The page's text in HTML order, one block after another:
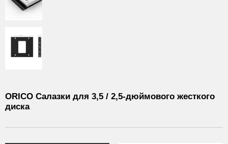
ORICO Салазки для 3,5 / 2,5-дюймового жесткого
диска